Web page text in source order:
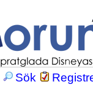
Sök